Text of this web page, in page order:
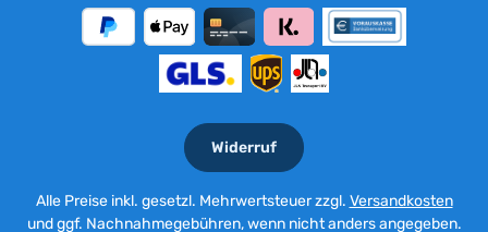
Widerruf
Alle Preise inkl. gesetzl. Mehrwertsteuer zzgl. Versandkosten
und ggf. Nachnahmegebühren, wenn nicht anders angegeben.